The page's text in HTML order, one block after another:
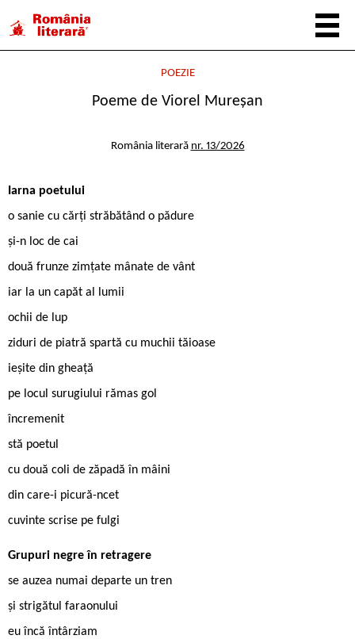
POEZIE
Poeme de Viorel Mureșan
România literară nr. 13/2026
Iarna poetului
o sanie cu cărți străbătând o pădure
și-n loc de cai
două frunze zimțate mânate de vânt
iar la un capăt al lumii
ochii de lup
ziduri de piatră spartă cu muchii tăioase
ieșite din gheață
pe locul surugiului rămas gol
încremenit
stă poetul
cu două coli de zăpadă în mâini
din care-i picură-ncet
cuvinte scrise pe fulgi
Grupuri negre în retragere
se auzea numai departe un tren
și strigătul faraonului
eu încă întârziam